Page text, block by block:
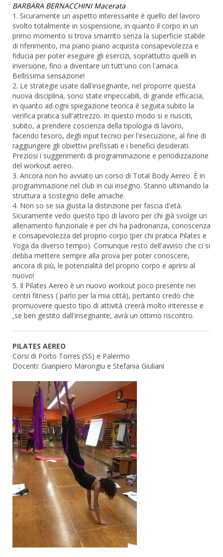
BARBARA BERNACCHINI Macerata
1. Sicuramente un aspetto interessante è quello del lavoro
svolto totalmente in sospensione, in quanto il corpo in un
primo momento si trova smarrito senza la superficie stabile
di riferimento, ma piano piano acquista consapevolezza e
fiducia per poter eseguire gli esercizi, soprattutto quelli in
inversione, fino a diventare un tutt'uno con l'amaca.
Bellissima sensazione!
2. Le strategie usate dall'insegnante, nel proporre questa
nuova disciplina, sono state impeccabili, di grande efficacia,
in quanto ad ogni spiegazione teorica è seguita subito la
verifica pratica sull'attrezzo. In questo modo si e riusciti,
subito, a prendere coscienza della tipologia di lavoro,
facendo tesoro, degli input tecnici per l'esecuzione, al fine di
raggiungere gli obiettivi prefissati e i benefici desiderati.
Preziosi i suggerimenti di programmazione e periodizzazione
del workout aereo.
3. Ancora non ho avviato un corso di Total Body Aereo. È in
programmazione nel club in cui insegno. Stanno ultimando la
struttura a sostegno delle amache.
4. Non so se sia giusta la distinzione per fascia d'età.
Sicuramente vedo questo tipo di lavoro per chi già svolge un
allenamento funzionale e per chi ha padronanza, conoscenza
e consapevolezza del proprio corpo (per chi pratica Pilates e
Yoga da diverso tempo). Comunque resto dell'avviso che ci si
debba mettere sempre alla prova per poter conoscere,
ancora di più, le potenzialità del proprio corpo e aprirsi al
nuovo!
5. Il Pilates Aereo è un nuovo workout poco presente nei
centri fitness ( parlo per la mia città), pertanto credo che
promuovere questo tipo di attività creerà molto interesse e
,se ben gestito dall'insegnante, avrà un ottimo riscontro.
PILATES AEREO
Corsi di Porto Torres (SS) e Palermo
Docenti: Gianpiero Marongiu e Stefania Giuliani